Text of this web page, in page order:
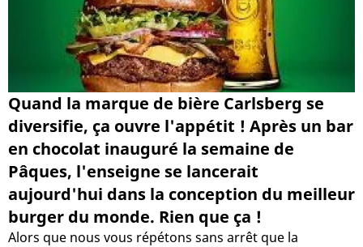
Quand la marque de bière Carlsberg se
diversifie, ça ouvre l'appétit ! Après un bar
en chocolat inauguré la semaine de
Pâques, l'enseigne se lancerait
aujourd'hui dans la conception du meilleur
burger du monde. Rien que ça !
Alors que nous vous répétons sans arrêt que la